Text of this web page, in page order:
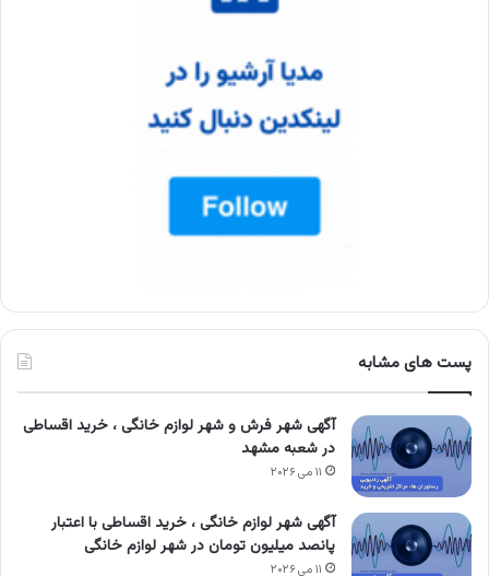
پست های مشابه
آگهی شهر فرش و شهر لوازم خانگی ، خرید اقساطی
در شعبه مشهد
۱۱ می ۲۰۲۶
آگهی شهر لوازم خانگی ، خرید اقساطی با اعتبار
پانصد میلیون تومان در شهر لوازم خانگی
۱۱ می ۲۰۲۶